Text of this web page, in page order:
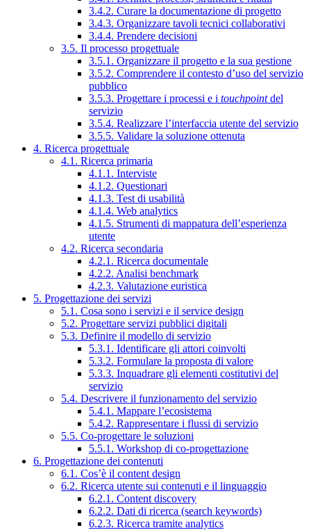
3.4.2. Curare la documentazione di progetto
3.4.3. Organizzare tavoli tecnici collaborativi
3.4.4. Prendere decisioni
3.5. Il processo progettuale
3.5.1. Organizzare il progetto e la sua gestione
3.5.2. Comprendere il contesto d’uso del servizio
pubblico
3.5.3. Progettare i processi e i touchpointdel
servizio
3.5.4. Realizzare l’interfaccia utente del servizio
3.5.5. Validare la soluzione ottenuta
4. Ricerca progettuale
4.1. Ricerca primaria
4.1.1. Interviste
4.1.2. Questionari
4.1.3. Test di usabilità
4.1.4. Web analytics
4.1.5. Strumenti di mappatura dell’esperienza
utente
4.2. Ricerca secondaria
4.2.1. Ricerca documentale
4.2.2. Analisi benchmark
4.2.3. Valutazione euristica
5. Progettazione dei servizi
5.1. Cosa sono i servizi e il service design
5.2. Progettare servizi pubblici digitali
5.3. Definire il modello di servizio
5.3.1. Identificare gli attori coinvolti
5.3.2. Formulare la proposta di valore
5.3.3. Inquadrare gli elementi costitutivi del
servizio
5.4. Descrivere il funzionamento del servizio
5.4.1. Mappare l’ecosistema
5.4.2. Rappresentare i flussi di servizio
5.5. Co-progettare le soluzioni
5.5.1. Workshop di co-progettazione
6. Progettazione dei contenuti
6.1. Cos’è il content design
6.2. Ricerca utente sui contenuti e il linguaggio
6.2.1. Content discovery
6.2.2. Dati di ricerca (search keywords)
6.2.3. Ricerca tramite analytics